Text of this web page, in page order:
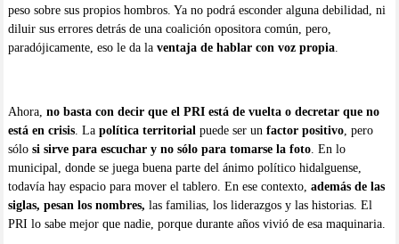
peso sobre sus propios hombros. Ya no podrá esconder alguna debilidad, ni
diluir sus errores detrás de una coalición opositora común, pero,
paradójicamente, eso le da la ventaja de hablar con voz propia.
Ahora, no basta con decir que el PRI está de vuelta o decretar que no
está en crisis. La política territorial puede ser un factor positivo, pero
sólo si sirve para escuchar y no sólo para tomarse la foto. En lo
municipal, donde se juega buena parte del ánimo político hidalguense,
todavía hay espacio para mover el tablero. En ese contexto, además de las
siglas, pesan los nombres, las familias, los liderazgos y las historias. El
PRI lo sabe mejor que nadie, porque durante años vivió de esa maquinaria.